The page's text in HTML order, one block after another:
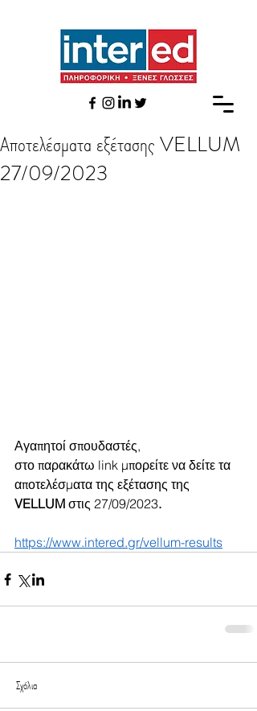
Αποτελέσματα εξέτασης VELLUM
27/09/2023
Αγαπητοί σπουδαστές,
στο παρακάτω link μπορείτε να δείτε τα
αποτελέσματα της εξέτασης της
VELLUM στις 27/09/2023.
https://www.intered.gr/vellum-results
Σχόλια